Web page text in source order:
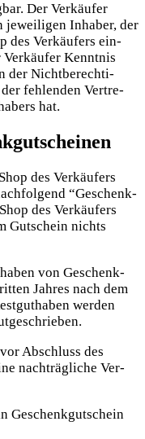
Der Ver­käu­fer
jewei­li­gen Inha­ber, der
des Ver­käu­fers ein­
Kennt­nis
der Nicht­be­rech­ti­
feh­len­den Ver­tre­
hat.
des Ver­käu­fers
“Geschenk­
des Ver­käu­fers
Gut­schein nichts
von Geschenk­
Jah­res nach dem
wer­den
Abschluss des
nach­träg­li­che Ver­
Geschenk­gut­schein